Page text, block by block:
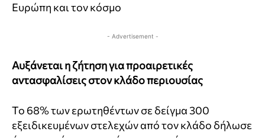
Ευρώπη και τον κόσμο
- Advertisement -
Αυξάνεται η ζήτηση για προαιρετικές
αντασφαλίσεις στον κλάδο περιουσίας
Το 68% των ερωτηθέντων σε δείγμα 300
εξειδικευμένων στελεχών από τον κλάδο δήλωσε